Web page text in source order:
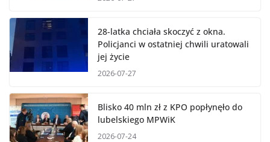
28-latka chciała skoczyć z okna.
Policjanci w ostatniej chwili uratowali
jej życie
2026-07-27
Blisko 40 mln zł z KPO popłynęło do
lubelskiego MPWiK
2026-07-24